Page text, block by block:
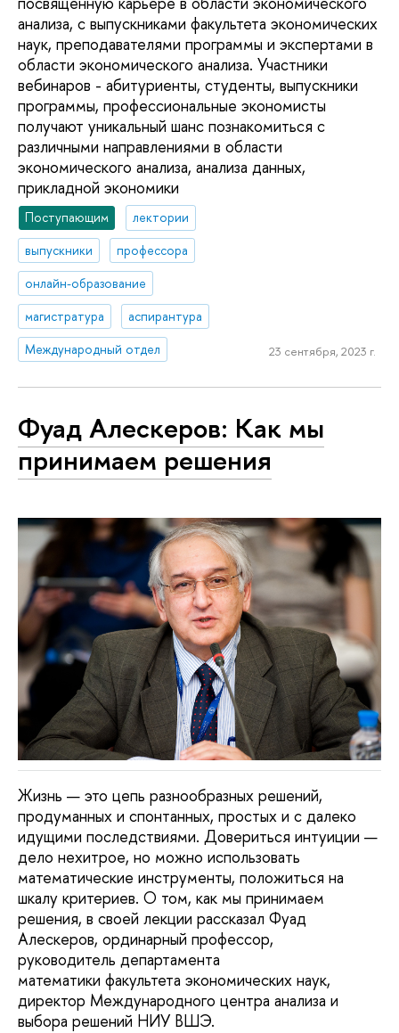
анализа, с выпускниками факультета экономических
наук, преподавателями программы и экспертами в
области экономического анализа. Участники
вебинаров - абитуриенты, студенты, выпускники
программы, профессиональные экономисты
получают уникальный шанс познакомиться с
различными направлениями в области
экономического анализа, анализа данных,
прикладной экономики
Поступающим
лектории
выпускники
профессора
онлайн-образование
магистратура
аспирантура
Международный отдел
23 сентября, 2023 г.
Фуад Алескеров: Как мы
принимаем решения
Жизнь — это цепь разнообразных решений,
продуманных и спонтанных, простых и с далеко
идущими последствиями. Довериться интуиции —
дело нехитрое, но можно использовать
математические инструменты, положиться на
шкалу критериев. О том, как мы принимаем
решения, в своей лекции рассказал Фуад
Алескеров, ординарный профессор,
руководитель департамента
математики факультета экономических наук,
директор Международного центра анализа и
выбора решений НИУ ВШЭ.